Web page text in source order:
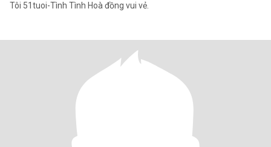
Tôi 51tuoi-Tình Tình Hoà đồng vui vẻ.